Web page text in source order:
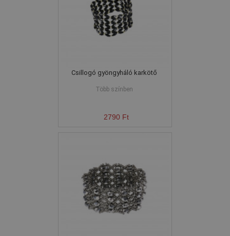
Csillogó gyöngyháló karkötő
Több színben
2790 Ft